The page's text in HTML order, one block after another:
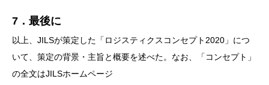
7．最後に
以上、JILSが策定した「ロジスティクスコンセプト2020」につ
いて、策定の背景・主旨と概要を述べた。なお、「コンセプト」
の全文はJILSホームページ